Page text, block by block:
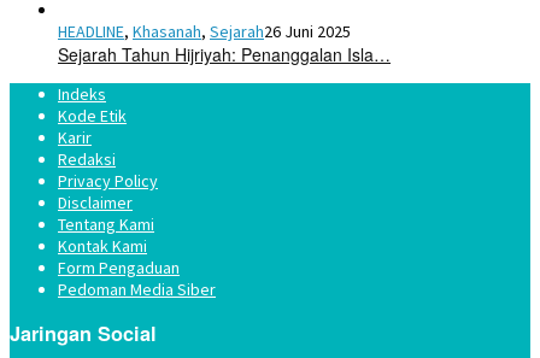
HEADLINE, Khasanah, Sejarah26 Juni 2025
Sejarah Tahun Hijriyah: Penanggalan Isla…
Indeks
Kode Etik
Karir
Redaksi
Privacy Policy
Disclaimer
Tentang Kami
Kontak Kami
Form Pengaduan
Pedoman Media Siber
Jaringan Social